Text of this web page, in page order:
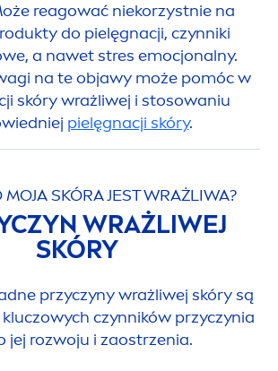
reagować niekorzystnie na
do pielęgnacji, czynniki
a nawet stres emocjonalny.
na te objawy może pomóc w
skóry wrażliwej i stosowaniu
pielęgnacji skóry.
MOJA SKÓRA JEST WRAŻLIWA?
WRAŻLIWEJ
SKÓRY
przyczyny wrażliwej skóry są
kluczowych czynników przyczynia
jej rozwoju i zaostrzenia.